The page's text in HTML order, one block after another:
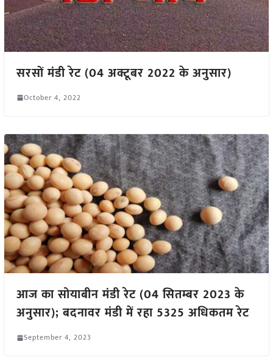
सरसों मंडी रेट (04 अक्टूबर 2022 के अनुसार)
October 4, 2022
आज का सोयाबीन मंडी रेट (04 सितम्बर 2023 के
अनुसार); बदनावर मंडी में रहा 5325 अधिकतम रेट
September 4, 2023